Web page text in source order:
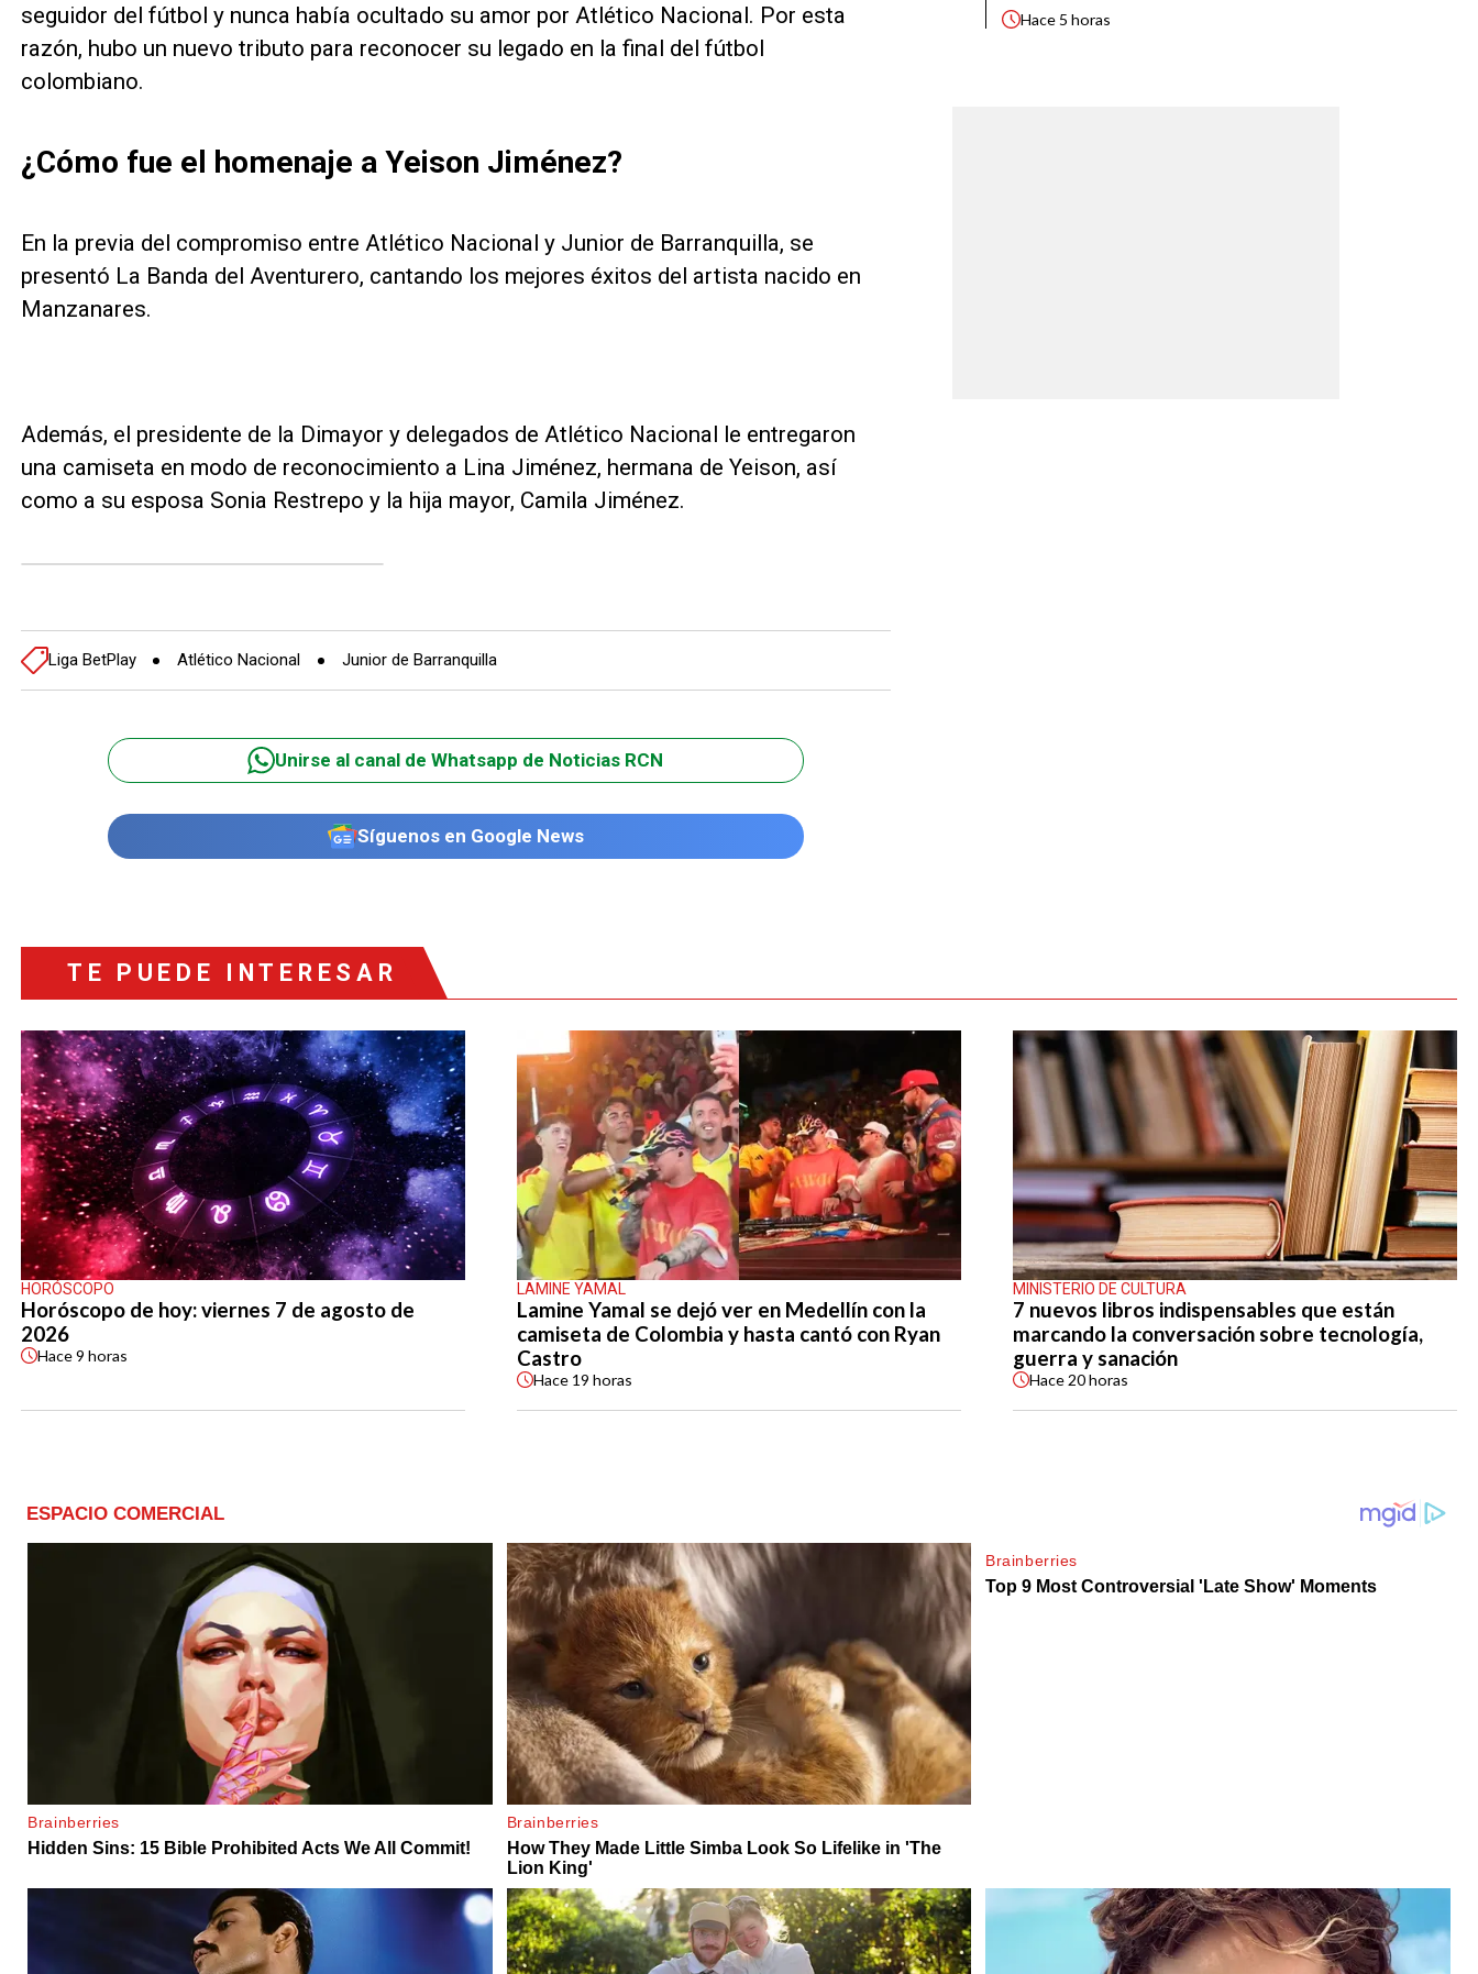
seguidor del fútbol y nunca había ocultado su amor por Atlético Nacional. Por esta
razón, hubo un nuevo tributo para reconocer su legado en la final del fútbol
colombiano.
¿Cómo fue el homenaje a Yeison Jiménez?
En la previa del compromiso entre Atlético Nacional y Junior de Barranquilla, se
presentó La Banda del Aventurero, cantando los mejores éxitos del artista nacido en
Manzanares.
Además, el presidente de la Dimayor y delegados de Atlético Nacional le entregaron
una camiseta en modo de reconocimiento a Lina Jiménez, hermana de Yeison, así
como a su esposa Sonia Restrepo y la hija mayor, Camila Jiménez.
Liga BetPlay Atlético Nacional Junior de Barranquilla
Unirse al canal de Whatsapp de Noticias RCN
Síguenos en Google News
Hace 5 horas
TE PUEDE INTERESAR
HORÓSCOPO
Horóscopo de hoy: viernes 7 de agosto de
2026
Hace9 horas
LAMINE YAMAL
Lamine Yamal se dejó ver en Medellín con la
camiseta de Colombia y hasta cantó con Ryan
Castro
Hace 19 horas
MINISTERIO DE CULTURA
7 nuevos libros indispensables que están
marcando la conversación sobre tecnología,
guerra y sanación
Hace20 horas